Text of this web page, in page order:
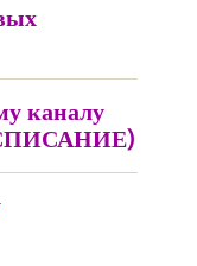
каналу